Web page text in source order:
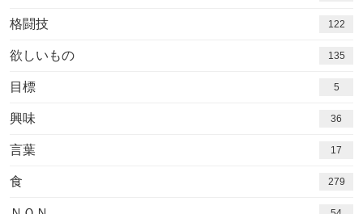
格闘技 122
欲しいもの 135
目標 5
興味 36
言葉 17
食 279